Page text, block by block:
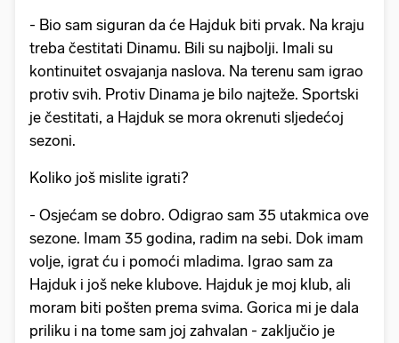
- Bio sam siguran da će Hajduk biti prvak. Na kraju
treba čestitati Dinamu. Bili su najbolji. Imali su
kontinuitet osvajanja naslova. Na terenu sam igrao
protiv svih. Protiv Dinama je bilo najteže. Sportski
je čestitati, a Hajduk se mora okrenuti sljedećoj
sezoni.
Koliko još mislite igrati?
- Osjećam se dobro. Odigrao sam 35 utakmica ove
sezone. Imam 35 godina, radim na sebi. Dok imam
volje, igrat ću i pomoći mladima. Igrao sam za
Hajduk i još neke klubove. Hajduk je moj klub, ali
moram biti pošten prema svima. Gorica mi je dala
priliku i na tome sam joj zahvalan - zaključio je